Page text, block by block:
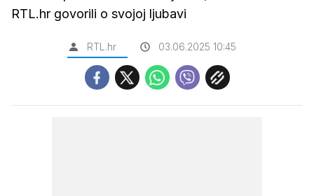
RTL.hr govorili o svojoj ljubavi
RTL.hr 03.06.2025 10:45